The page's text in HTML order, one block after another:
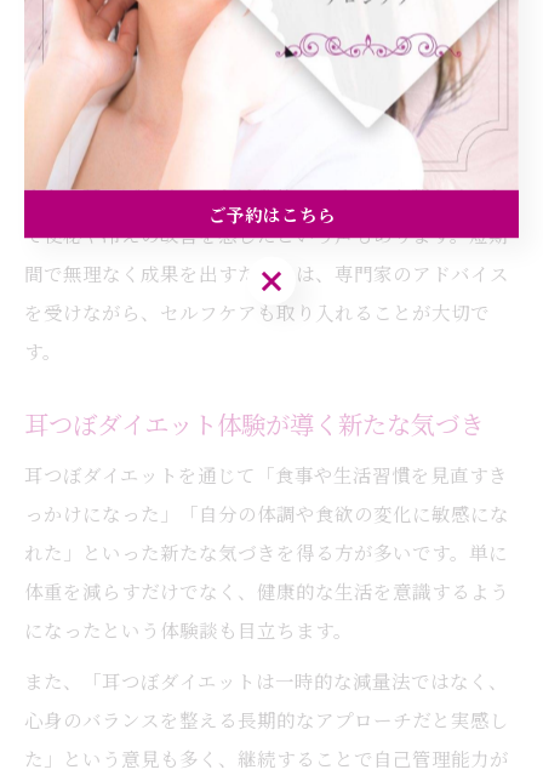
貼る位置や施術方法を一人ひとりに最適化しています。
これにより、「自分に合った方法で継続できた」「サロ
ンのサポートが心強かった」という成功例が多数報告さ
れています。
また、耳つぼダイエットは身体のバランスを整えること
で便秘や冷えの改善を感じたという声もあります。短期
間で無理なく成果を出すためには、専門家のアドバイス
を受けながら、セルフケアも取り入れることが大切で
す。
耳つぼダイエット体験が導く新たな気づき
耳つぼダイエットを通じて「食事や生活習慣を見直すき
っかけになった」「自分の体調や食欲の変化に敏感にな
れた」といった新たな気づきを得る方が多いです。単に
体重を減らすだけでなく、健康的な生活を意識するよう
になったという体験談も目立ちます。
また、「耳つぼダイエットは一時的な減量法ではなく、
心身のバランスを整える長期的なアプローチだと実感し
た」という意見も多く、継続することで自己管理能力が
ご予約はこちら
ご予約はこちら